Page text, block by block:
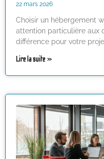
22 mars 2026
Choisir un hébergement
attention particulière aux
différence pour votre
Lire la suite »